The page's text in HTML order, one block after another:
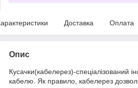
Доставка Оплата
Опис
Кусачки(кабелерез)-спеціалізований
кабелю. Як правило, кабелерез